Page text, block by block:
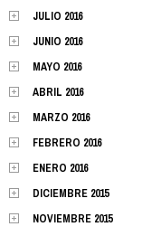
JULIO 2016
JUNIO 2016
MAYO 2016
ABRIL 2016
MARZO 2016
FEBRERO 2016
ENERO 2016
DICIEMBRE 2015
NOVIEMBRE 2015